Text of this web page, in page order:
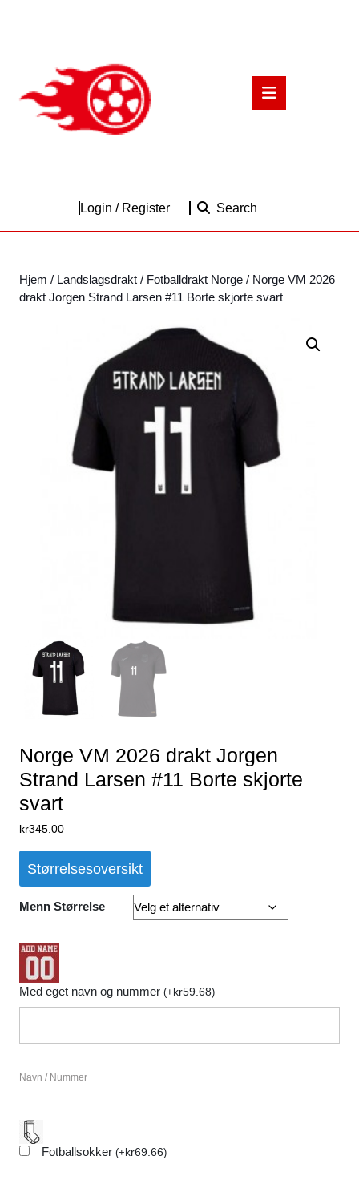
Login / RegisterLogin
Search
Hjem / Landslagsdrakt / Fotballdrakt Norge / Norge VM 2026
drakt Jorgen Strand Larsen #11 Borte skjorte svart
Norge VM 2026 drakt Jorgen
Strand Larsen #11 Borte skjorte
svart
kr345.00
Størrelsesoversikt
Menn Størrelse
Med eget navn og nummer (+kr59.68)
Navn / Nummer
Fotballsokker (+kr69.66)